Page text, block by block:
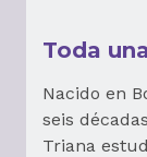
Toda
Nacido en
seis
Triana